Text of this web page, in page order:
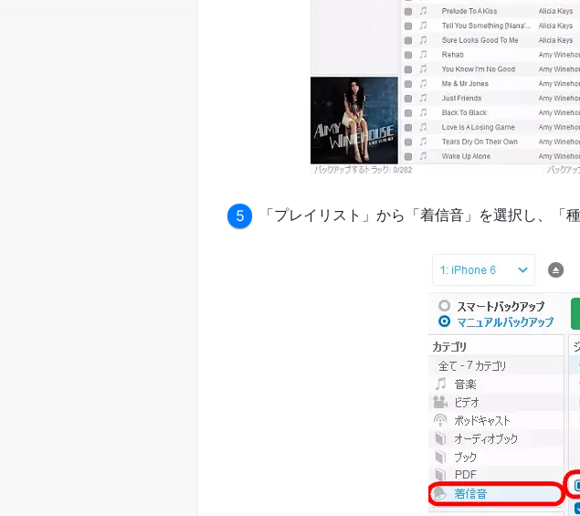
「プレイリスト」から「着信音」を選択し、「